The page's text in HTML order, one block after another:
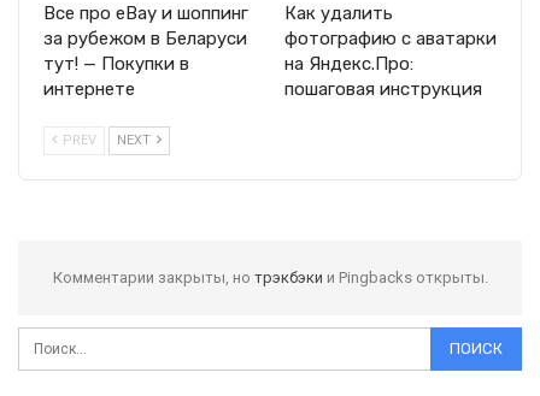
Все про eBay и шоппинг
за рубежом в Беларуси
тут! — Покупки в
интернете
Как удалить
фотографию с аватарки
на Яндекс.Про:
пошаговая инструкция
PREV NEXT
Комментарии закрыты, но трэкбэки и Pingbacks открыты.